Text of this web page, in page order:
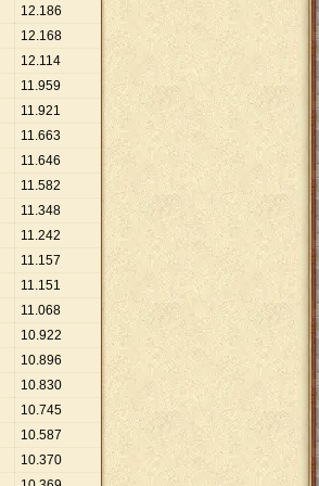
12.186
12.168
12.114
11.959
11.921
11.663
11.646
11.582
11.348
11.242
11.157
11.151
11.068
10.922
10.896
10.830
10.745
10.587
10.370